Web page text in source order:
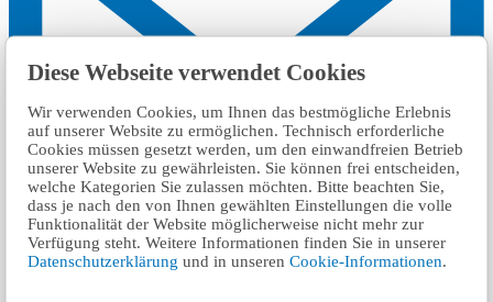
Diese Webseite verwendet Cookies
Wir verwenden Cookies, um Ihnen das bestmögliche Erlebnis
auf unserer Website zu ermöglichen. Technisch erforderliche
Cookies müssen gesetzt werden, um den einwandfreien Betrieb
unserer Website zu gewährleisten. Sie können frei entscheiden,
welche Kategorien Sie zulassen möchten. Bitte beachten Sie,
dass je nach den von Ihnen gewählten Einstellungen die volle
Funktionalität der Website möglicherweise nicht mehr zur
Verfügung steht. Weitere Informationen finden Sie in unserer
Datenschutzerklärungund in unserenCookie-Informationen
اكتب رسالة بريد الكتروني